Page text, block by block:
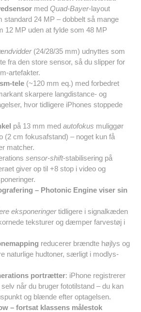
med Quad-Bayer-layout
standard 24 MP – dobbelt så mange
12 MP uden at fylde som 48 MP
(24/28/35 mm) udnyttes som
fra den store sensor, så du slipper for
artefakter.
tele (~120 mm eq.) med forbedret
skarpere langdistance- og
hvor tidligere iPhones stoppede
på 13 mm med autofokus muliggør
(2 cm fokusafstand) – noget kun få
matcher.
sensor-shift-stabilisering på
giver op til +8 stop i video og
– Photonic Engine viser sin
eksponeringertidligere i signal­kæden
teksturer og dæmper farvestøj i
reducerer brændte højlys og
naturlige hudtoner, særligt i modlys-
portrætter: iPhone registrerer
når du bruger fototilstand – du kan
og blænde efter optagelsen.
– fortsat klassens målestok